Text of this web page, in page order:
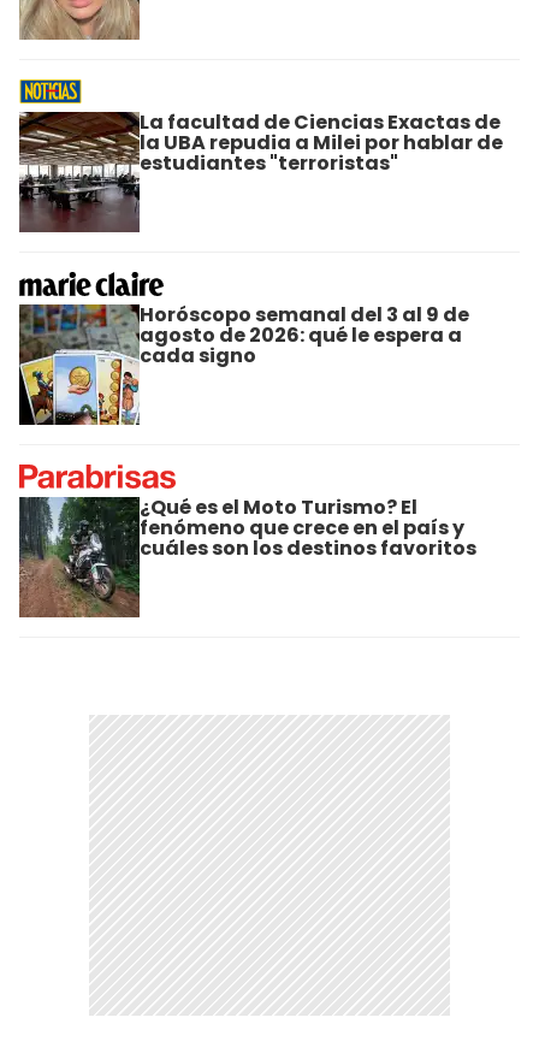
La facultad de Ciencias Exactas de
la UBA repudia a Milei por hablar de
estudiantes "terroristas"
Horóscopo semanal del 3 al 9 de
agosto de 2026: qué le espera a
cada signo
¿Qué es el Moto Turismo? El
fenómeno que crece en el país y
cuáles son los destinos favoritos